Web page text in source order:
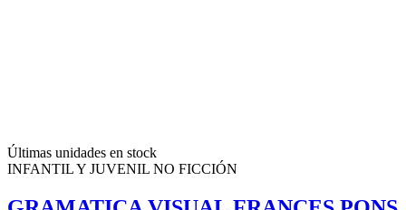
Últimas unidades en stock
INFANTIL Y JUVENIL NO FICCIÓN